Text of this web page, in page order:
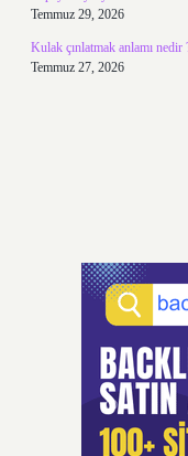
Temmuz 29, 2026
Kulak çınlatmak anlamı nedir
Temmuz 27, 2026